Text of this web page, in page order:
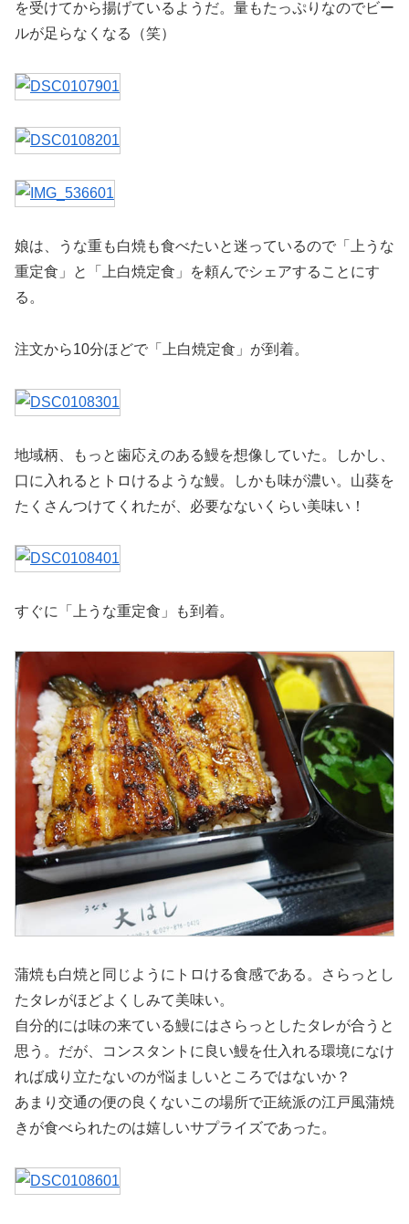
を受けてから揚げているようだ。量もたっぷりなのでビー
ルが足らなくなる（笑）
娘は、うな重も白焼も食べたいと迷っているので「上うな
重定食」と「上白焼定食」を頼んでシェアすることにす
る。
注文から10分ほどで「上白焼定食」が到着。
地域柄、もっと歯応えのある鰻を想像していた。しかし、
口に入れるとトロけるような鰻。しかも味が濃い。山葵を
たくさんつけてくれたが、必要なないくらい美味い！
すぐに「上うな重定食」も到着。
蒲焼も白焼と同じようにトロける食感である。さらっとし
たタレがほどよくしみて美味い。
自分的には味の来ている鰻にはさらっとしたタレが合うと
思う。だが、コンスタントに良い鰻を仕入れる環境になけ
れば成り立たないのが悩ましいところではないか？
あまり交通の便の良くないこの場所で正統派の江戸風蒲焼
きが食べられたのは嬉しいサプライズであった。